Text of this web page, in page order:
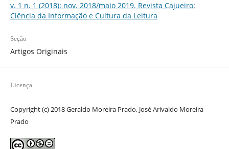
v. 1 n. 1 (2018): nov. 2018/maio 2019. Revista Cajueiro:
Ciência da Informação e Cultura da Leitura
Seção
Artigos Originais
Licença
Copyright (c) 2018 Geraldo Moreira Prado, José Arivaldo Moreira
Prado